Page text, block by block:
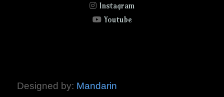
Instagram
Youtube
Designed by: Mandarin